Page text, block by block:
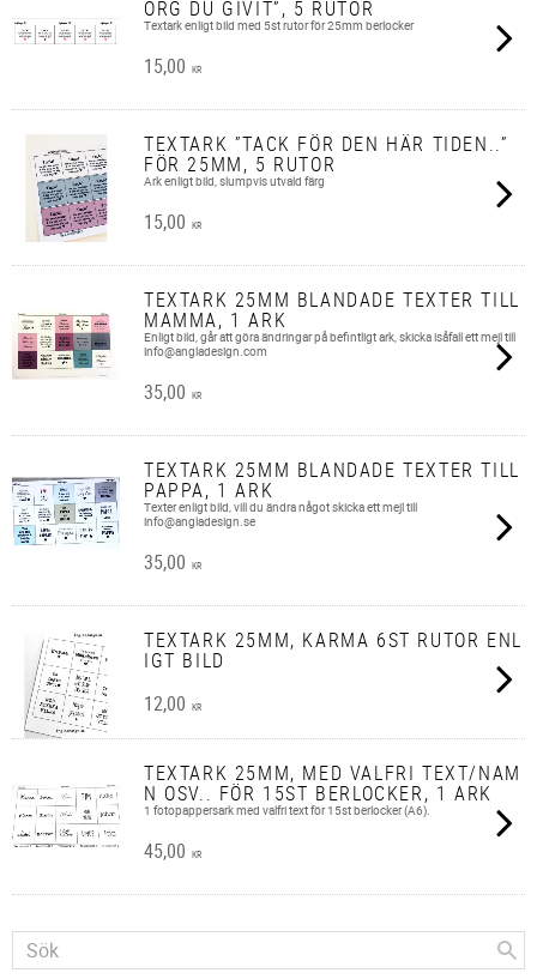
ORG DU GIVIT”, 5 RUTOR
Textark enligt bild med 5st rutor för 25mm berlocker
15,00 KR
TEXTARK ”TACK FÖR DEN HÄR TIDEN..”
FÖR 25MM, 5 RUTOR
Ark enligt bild, slumpvis utvald färg
15,00 KR
TEXTARK 25MM BLANDADE TEXTER TILL
MAMMA, 1 ARK
Enligt bild, går att göra ändringar på befintligt ark, skicka isåfall ett mejl till
info@angladesign.com
35,00 KR
TEXTARK 25MM BLANDADE TEXTER TILL
PAPPA, 1 ARK
Texter enligt bild, vill du ändra något skicka ett mejl till
info@angladesign.se
35,00 KR
TEXTARK 25MM, KARMA 6ST RUTOR ENL
IGT BILD
12,00 KR
TEXTARK 25MM, MED VALFRI TEXT/NAM
N OSV.. FÖR 15ST BERLOCKER, 1 ARK
1 fotopappersark med valfri text för 15st berlocker (A6).
45,00 KR